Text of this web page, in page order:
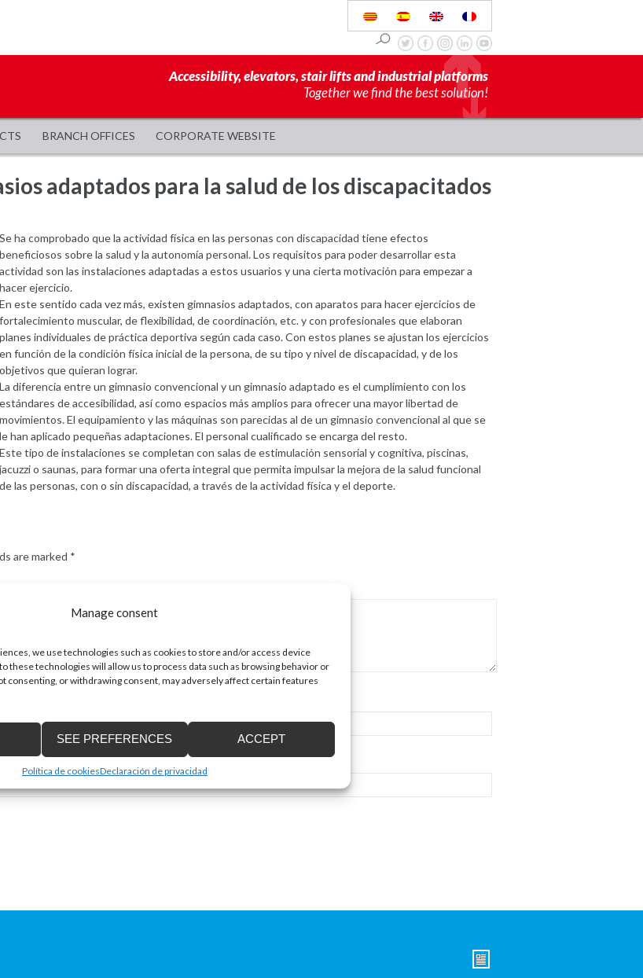
Manage consent
we use technologies such as cookies to store and/or access device
these technologies will allow us to process data such as browsing behavior or
consenting, or withdrawing consent, may adversely affect certain features
ACCEPT
SEE PREFERENCES
Política de cookiesDeclaración de privacidad
Accessibility, elevators, stair lifts and industrial platforms
Together we find the best solution!
BRANCH OFFICES CORPORATE WEBSITE
adaptados para la salud de los discapacitados
Se ha comprobado que la actividad física en las personas con discapacidad tiene efectos
beneficiosos sobre la salud y la autonomía personal. Los requisitos para poder desarrollar esta
actividad son las instalaciones adaptadas a estos usuarios y una cierta motivación para empezar a
hacer ejercicio.
En este sentido cada vez más, existen gimnasios adaptados, con aparatos para hacer ejercicios de
fortalecimiento muscular, de flexibilidad, de coordinación, etc. y con profesionales que elaboran
planes individuales de práctica deportiva según cada caso. Con estos planes se ajustan los ejercicios
en función de la condición física inicial de la persona, de su tipo y nivel de discapacidad, y de los
objetivos que quieran lograr.
La diferencia entre un gimnasio convencional y un gimnasio adaptado es el cumplimiento con los
estándares de accesibilidad, así como espacios más amplios para ofrecer una mayor libertad de
movimientos. El equipamiento y las máquinas son parecidas al de un gimnasio convencional al que se
le han aplicado pequeñas adaptaciones. El personal cualificado se encarga del resto.
Este tipo de instalaciones se completan con salas de estimulación sensorial y cognitiva, piscinas,
jacuzzi o saunas, para formar una oferta integral que permita impulsar la mejora de la salud funcional
de las personas, con o sin discapacidad, a través de la actividad física y el deporte.
are marked *